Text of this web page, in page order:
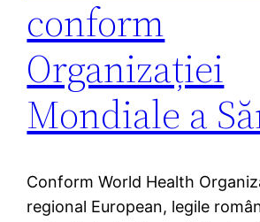
conform
Organizației
Mondiale a
Conform World Health
regional European, legile